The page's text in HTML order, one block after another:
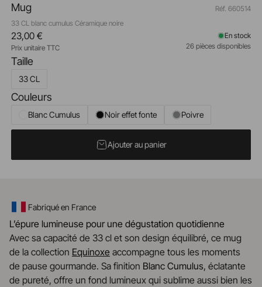
Mug
33 CL blanc cumulus Céramique noire
Réf. 660514
Taille
33 CL
Couleurs
Blanc Cumulus Noir effet fonte Poivre
23,00 €
Prix unitaire TTC
En stock
26 pièces disponibles
Ajouter au panier
Fabriqué en France
L’épure lumineuse pour une dégustation quotidienne
Avec sa capacité de 33 cl et son design équilibré, ce mug
de la collection Equinoxe accompagne tous les moments
de pause gourmande. Sa finition Blanc Cumulus, éclatante
de pureté, offre un fond lumineux qui sublime aussi bien les